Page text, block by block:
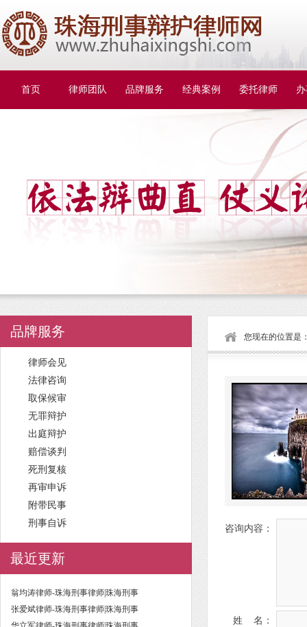
首页 律师团队 品牌服务 经典案例 委托律师
品牌服务
律师会见
法律咨询
取保候审
无罪辩护
出庭辩护
赔偿谈判
死刑复核
再审申诉
附带民事
刑事自诉
最近更新
翁均涛律师-珠海刑事律师|珠海刑事
张爱斌律师-珠海刑事律师|珠海刑事
您现在的位置是
咨询内容：
姓 名：